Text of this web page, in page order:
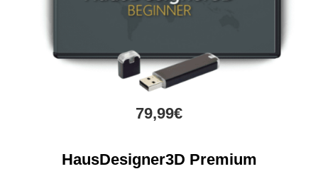
79,99€
HausDesigner3D Premium